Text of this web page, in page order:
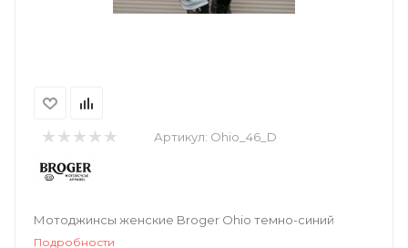
Артикул: Ohio_46_D
Мотоджинсы женские Broger Ohio темно-синий
Подробности